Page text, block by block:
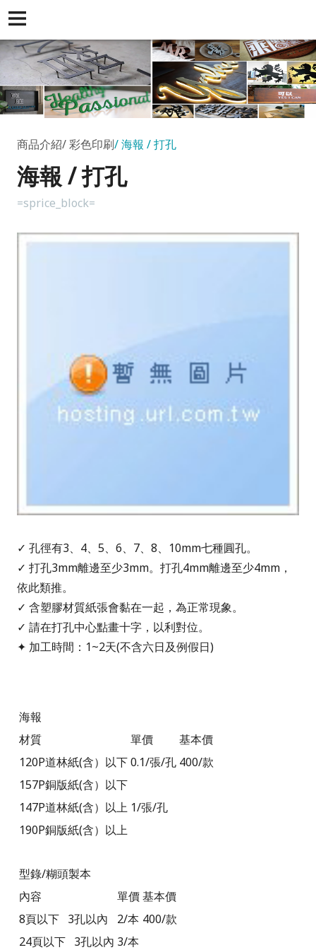
商品介紹 彩色印刷 海報 / 打孔
海報 / 打孔
=sprice_block=
✓ 孔徑有3、4、5、6、7、8、10mm七種圓孔。
✓ 打孔3mm離邊至少3mm。打孔4mm離邊至少4mm，
依此類推。
✓ 含塑膠材質紙張會黏在一起，為正常現象。
✓ 請在打孔中心點畫十字，以利對位。
✦ 加工時間：1~2天(不含六日及例假日)
海報
材質
單價
基本價
120P道林紙(含）以下0.1/張/孔 400/款
157P銅版紙(含）以下
147P道林紙(含）以上 1/張/孔
190P銅版紙(含）以上
型錄/糊頭製本
內容
單價基本價
8頁以下 3孔以內
2/本 400/款
24頁以下 3孔以內 3/本